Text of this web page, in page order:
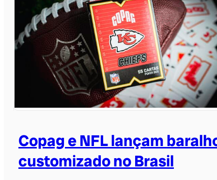
Copag e NFL lançam
customizado no Brasil